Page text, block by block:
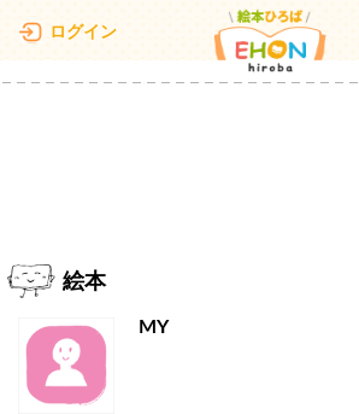
ログイン
絵本
MY